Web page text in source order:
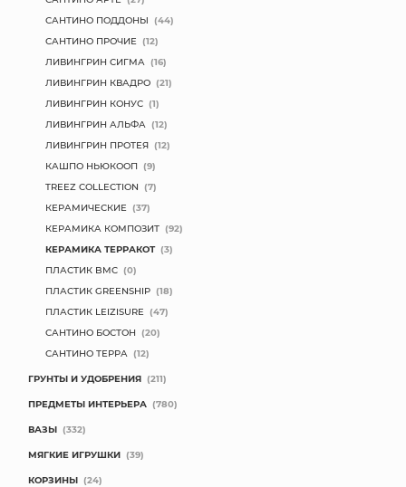
САНТИНО ПОДДОНЫ (44)
САНТИНО ПРОЧИЕ (12)
ЛИВИНГРИН СИГМА (16)
ЛИВИНГРИН КВАДРО (21)
ЛИВИНГРИН КОНУС (1)
ЛИВИНГРИН АЛЬФА (12)
ЛИВИНГРИН ПРОТЕЯ (12)
КАШПО НЬЮКООП (9)
TREEZ COLLECTION (7)
КЕРАМИЧЕСКИЕ (37)
КЕРАМИКА КОМПОЗИТ (92)
КЕРАМИКА ТЕРРАКОТ (3)
ПЛАСТИК BMC (0)
ПЛАСТИК GREENSHIP (18)
ПЛАСТИК LEIZISURE (47)
САНТИНО БОСТОН (20)
САНТИНО ТЕРРА (12)
ГРУНТЫ И УДОБРЕНИЯ (211)
ПРЕДМЕТЫ ИНТЕРЬЕРА (780)
ВАЗЫ (332)
МЯГКИЕ ИГРУШКИ (39)
КОРЗИНЫ (24)